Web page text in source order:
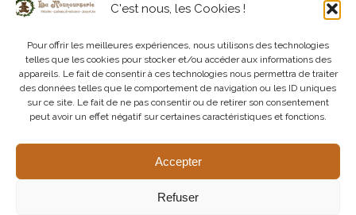
C'est nous, les Cookies !
Pour offrir les meilleures expériences, nous utilisons des technologies
telles que les cookies pour stocker et/ou accéder aux informations des
appareils. Le fait de consentir à ces technologies nous permettra de traiter
des données telles que le comportement de navigation ou les ID uniques
sur ce site. Le fait de ne pas consentir ou de retirer son consentement
peut avoir un effet négatif sur certaines caractéristiques et fonctions.
Accepter
Refuser
12,95€ 14,95€